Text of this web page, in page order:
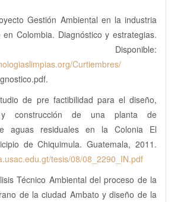
Gestión Ambiental en la industria
Colombia. Diagnóstico y estrategias.
Disponible:
Curtiembres/
de pre factibilidad para el diseño,
y construcción de una planta de
aguas residuales en la Colonia El
de Chiquimula. Guatemala, 2011.
tesis/08/08_2290_IN.pdf
Técnico Ambiental del proceso de la
de la ciudad Ambato y diseño de la